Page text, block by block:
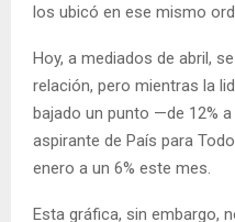
los ubicó en ese mismo
Hoy, a mediados de abril,
relación, pero mientras la
bajado un punto —de 12%
aspirante de País para
enero a un 6% este mes.
Esta gráfica, sin embargo,